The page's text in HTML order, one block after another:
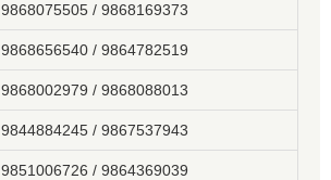
9868075505 / 9868169373
9868656540 / 9864782519
9868002979 / 9868088013
9844884245 / 9867537943
9851006726 / 9864369039